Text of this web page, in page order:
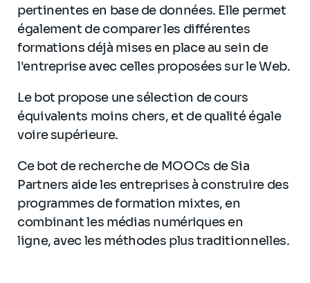
pertinentes en base de données. Elle permet
également de comparer les différentes
formations déjà mises en place au sein de
l'entreprise avec celles proposées sur le Web.
Le bot propose une sélection de cours
équivalents moins chers, et de qualité égale
voire supérieure.
Ce bot de recherche de MOOCs de Sia
Partners aide les entreprises à construire des
programmes de formation mixtes, en
combinant les médias numériques en
ligne, avec les méthodes plus traditionnelles.